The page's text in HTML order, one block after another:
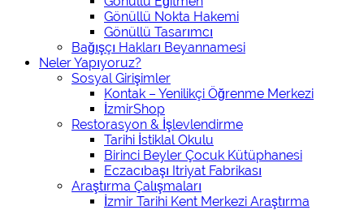
Gönüllü Nokta Hakemi
Gönüllü Tasarımcı
Bağışçı Hakları Beyannamesi
Neler Yapıyoruz?
Sosyal Girişimler
Kontak – Yenilikçi Öğrenme Merkezi
İzmirShop
Restorasyon & İşlevlendirme
Tarihi İstiklal Okulu
Birinci Beyler Çocuk Kütüphanesi
Eczacıbaşı Itriyat Fabrikası
Araştırma Çalışmaları
İzmir Tarihi Kent Merkezi Araştırma